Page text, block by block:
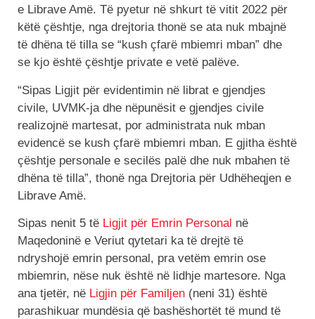
e Librave Amë. Të pyetur në shkurt të vitit 2022 për
këtë çështje, nga drejtoria thonë se ata nuk mbajnë
të dhëna të tilla se “kush çfarë mbiemri mban” dhe
se kjo është çështje private e vetë palëve.
“Sipas Ligjit për evidentimin në librat e gjendjes
civile, UVMK-ja dhe nëpunësit e gjendjes civile
realizojnë martesat, por administrata nuk mban
evidencë se kush çfarë mbiemri mban. E gjitha është
çështje personale e secilës palë dhe nuk mbahen të
dhëna të tilla”, thonë nga Drejtoria për Udhëheqjen e
Librave Amë.
Sipas nenit 5 të Ligjit për Emrin Personal në
Maqedoninë e Veriut qytetari ka të drejtë të
ndryshojë emrin personal, pra vetëm emrin ose
mbiemrin, nëse nuk është në lidhje martesore. Nga
ana tjetër, në Ligjin për Familjen (neni 31) është
parashikuar mundësia që bashëshortët të mund të